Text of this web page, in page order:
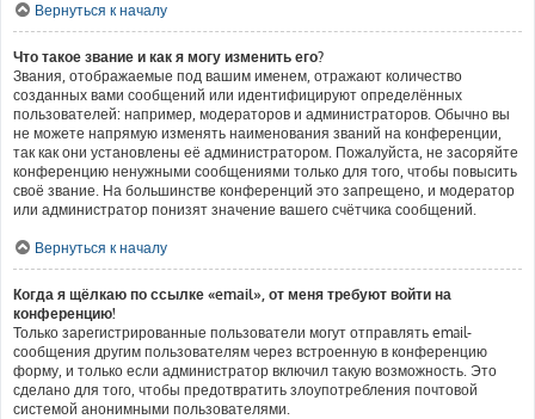
Вернуться к началу
Что такое звание и как я могу изменить его?
Звания, отображаемые под вашим именем, отражают количество
созданных вами сообщений или идентифицируют определённых
пользователей: например, модераторов и администраторов. Обычно вы
не можете напрямую изменять наименования званий на конференции,
так как они установлены её администратором. Пожалуйста, не засоряйте
конференцию ненужными сообщениями только для того, чтобы повысить
своё звание. На большинстве конференций это запрещено, и модератор
или администратор понизят значение вашего счётчика сообщений.
Вернуться к началу
Когда я щёлкаю по ссылке «email», от меня требуют войти на
конференцию!
Только зарегистрированные пользователи могут отправлять email-
сообщения другим пользователям через встроенную в конференцию
форму, и только если администратор включил такую возможность. Это
сделано для того, чтобы предотвратить злоупотребления почтовой
системой анонимными пользователями.